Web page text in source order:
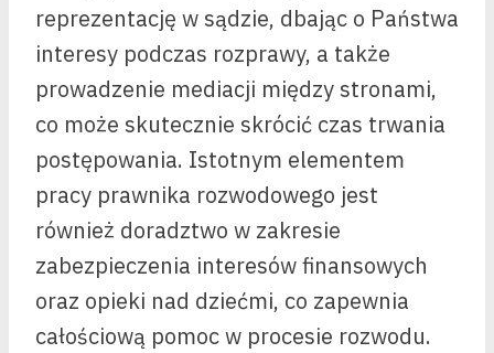
reprezentację w sądzie, dbając o Państwa
interesy podczas rozprawy, a także
prowadzenie mediacji między stronami,
co może skutecznie skrócić czas trwania
postępowania. Istotnym elementem
pracy prawnika rozwodowego jest
również doradztwo w zakresie
zabezpieczenia interesów finansowych
oraz opieki nad dziećmi, co zapewnia
całościową pomoc w procesie rozwodu.